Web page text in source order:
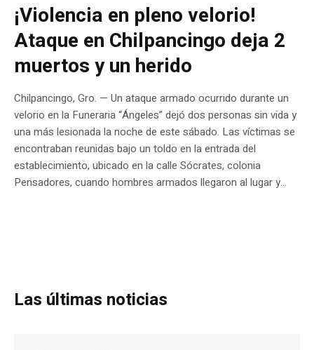
¡Violencia en pleno velorio!
Ataque en Chilpancingo deja 2
muertos y un herido
Chilpancingo, Gro. — Un ataque armado ocurrido durante un
velorio en la Funeraria “Ángeles” dejó dos personas sin vida y
una más lesionada la noche de este sábado. Las víctimas se
encontraban reunidas bajo un toldo en la entrada del
establecimiento, ubicado en la calle Sócrates, colonia
Pensadores, cuando hombres armados llegaron al lugar y...
Las últimas noticias